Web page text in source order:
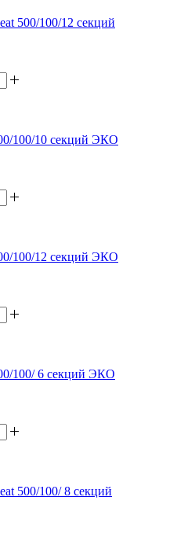
500/100/12 секций
100/10 секций ЭКО
100/12 секций ЭКО
100/ 6 секций ЭКО
500/100/ 8 секций